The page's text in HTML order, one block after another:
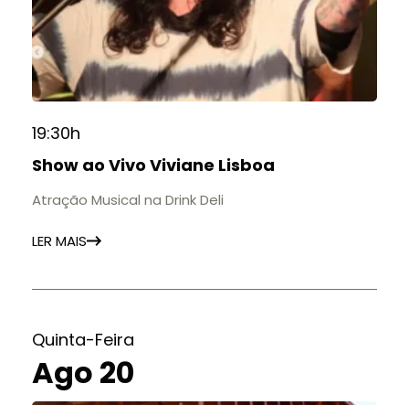
19:30h
Show ao Vivo Viviane Lisboa
Atração Musical na Drink Deli
LER MAIS
Quinta-Feira
Ago 20